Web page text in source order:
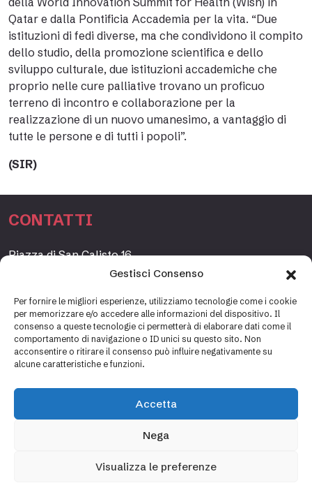
Gestisci Consenso
Per fornire le migliori esperienze, utilizziamo tecnologie come i cookie
per memorizzare e/o accedere alle informazioni del dispositivo. Il
consenso a queste tecnologie ci permetterà di elaborare dati come il
comportamento di navigazione o ID unici su questo sito. Non
acconsentire o ritirare il consenso può influire negativamente su
alcune caratteristiche e funzioni.
Accetta
Nega
Visualizza le preferenze
Qatar e dalla Pontificia Accademia per la vita. “Due
istituzioni di fedi diverse, ma che condividono il compito
dello studio, della promozione scientifica e dello
sviluppo culturale, due istituzioni accademiche che
proprio nelle cure palliative trovano un proficuo
terreno di incontro e collaborazione per la
realizzazione di un nuovo umanesimo, a vantaggio di
tutte le persone e di tutti i popoli”.
(SIR)
CONTATTI
Piazza di San Calisto 16,
www.fondazioneetagrande.org
SEGRETERIA
info@fondazioneetagrande.it